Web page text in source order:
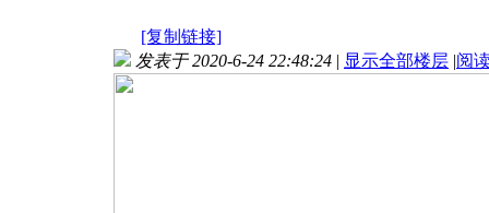
[复制链接]
发表于 2020-6-24 22:48:24 | 显示全部楼层 |阅